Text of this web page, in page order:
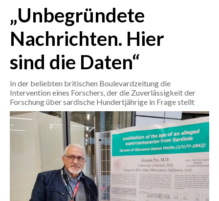
POLITICA
ECONOMIA
SERVIZI ALLE IMPRESE
LAVORO
BANDI
SPORT IN SARDEGNA
RISULTATI E CLASSIFICHE
CALCIO REGIONALE
„Unbegründete
Nachrichten. Hier
sind die Daten“
In der beliebten britischen Boulevardzeitung die
Intervention eines Forschers, der die Zuverlässigkeit der
Forschung über sardische Hundertjährige in Frage stellt